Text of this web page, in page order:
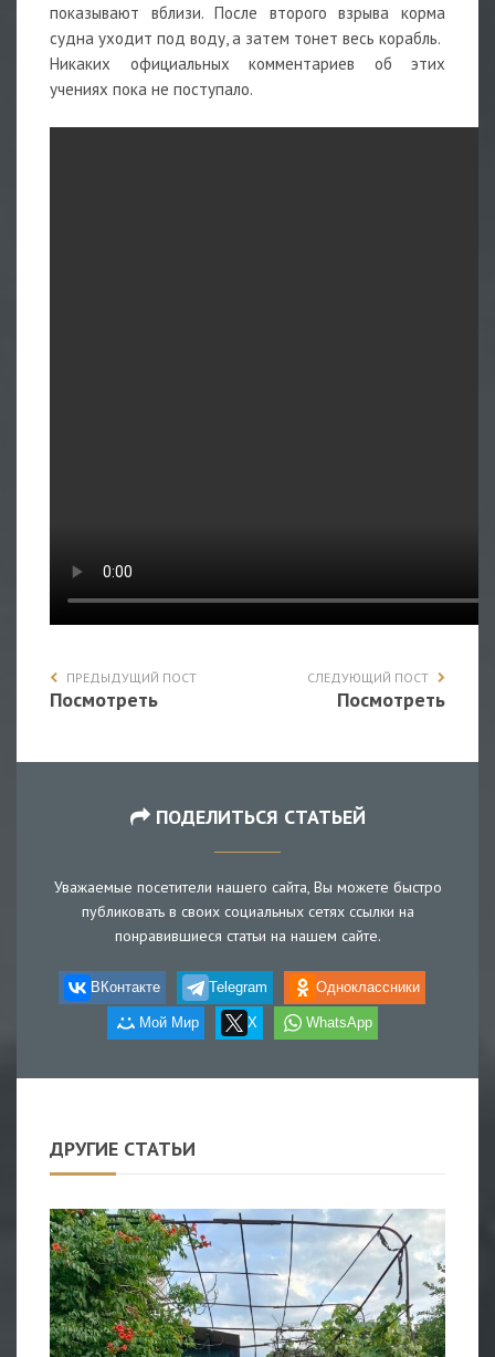
показывают вблизи. После второго взрыва корма
судна уходит под воду, а затем тонет весь корабль.
Никаких официальных комментариев об этих
учениях пока не поступало.
ПРЕДЫДУЩИЙ ПОСТ
Посмотреть
СЛЕДУЮЩИЙ ПОСТ
Посмотреть
ПОДЕЛИТЬСЯ СТАТЬЕЙ
Уважаемые посетители нашего сайта, Вы можете быстро
публиковать в своих социальных сетях ссылки на
понравившиеся статьи на нашем сайте.
ВКонтакте Telegram Одноклассники
Мой Мир X WhatsApp
ДРУГИЕ СТАТЬИ